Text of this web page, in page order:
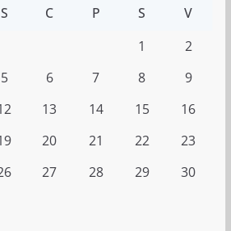
S C P S V
1
2
5 6 7 8
9
13 14 15
16
20 21 22
23
27 28 29
30